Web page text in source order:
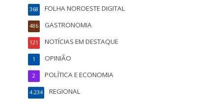
FOLHA NOROESTE DIGITAL
368
GASTRONOMIA
486
NOTÍCIAS EM DESTAQUE
121
OPINIÃO
1
POLÍTICA E ECONOMIA
2
REGIONAL
4.234